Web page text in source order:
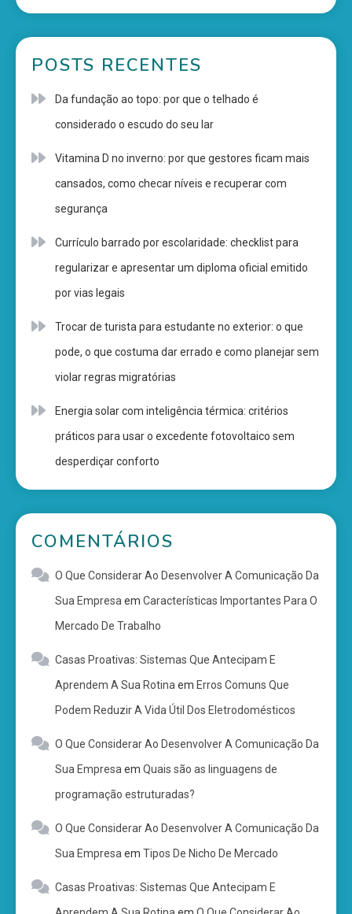
POSTS RECENTES
Da fundação ao topo: por que o telhado é
considerado o escudo do seu lar
Vitamina D no inverno: por que gestores ficam mais
cansados, como checar níveis e recuperar com
segurança
Currículo barrado por escolaridade: checklist para
regularizar e apresentar um diploma oficial emitido
por vias legais
Trocar de turista para estudante no exterior: o que
pode, o que costuma dar errado e como planejar sem
violar regras migratórias
Energia solar com inteligência térmica: critérios
práticos para usar o excedente fotovoltaico sem
desperdiçar conforto
COMENTÁRIOS
O Que Considerar Ao Desenvolver A Comunicação Da
Sua Empresa em Características Importantes Para O
Mercado De Trabalho
Casas Proativas: Sistemas Que Antecipam E
Aprendem A Sua Rotina em Erros Comuns Que
Podem Reduzir A Vida Útil Dos Eletrodomésticos
O Que Considerar Ao Desenvolver A Comunicação Da
Sua Empresa em Quais são as linguagens de
programação estruturadas?
O Que Considerar Ao Desenvolver A Comunicação Da
Sua Empresa em Tipos De Nicho De Mercado
Casas Proativas: Sistemas Que Antecipam E